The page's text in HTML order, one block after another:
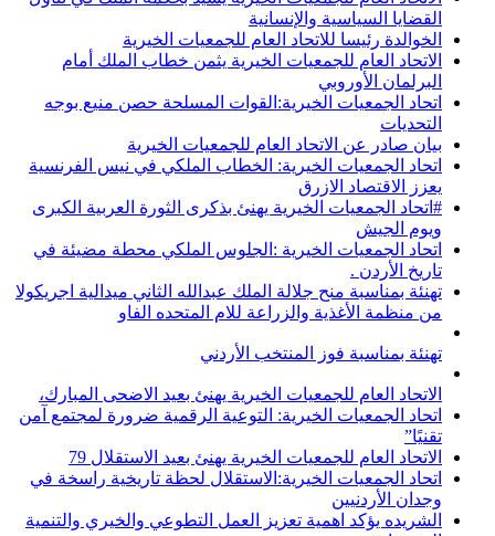
القضايا السياسية والإنسانية
الخوالدة رئيسا للاتحاد العام للجمعيات الخيرية
الاتحاد العام للجمعيات الخيرية يثمن خطاب الملك أمام
البرلمان الأوروبي
اتحاد الجمعيات الخيرية:القوات المسلحة حصن منيع بوجه
التحديات
بيان صادر عن الاتحاد العام للجمعيات الخيرية
اتحاد الجمعيات الخيرية: الخطاب الملكي في نيس الفرنسية
يعزز الاقتصاد الازرق
#اتحاد الجمعيات الخيرية يهنئ بذكرى الثورة العربية الكبرى
ويوم الجيش
اتحاد الجمعيات الخيرية :الجلوس الملكي محطة مضيئة في
تاريخ الأردن .
تهنئة بمناسبة منح جلالة الملك عبدالله الثاني ميدالية اجريكولا
من منظمة الأغذية والزراعة للام المتحده الفاو
تهنئة بمناسبة فوز المنتخب الأردني
الاتحاد العام للجمعيات الخيرية يهنئ بعيد الاضحى المبارك،
اتحاد الجمعيات الخيرية: التوعية الرقمية ضرورة لمجتمع آمن
تقنيًا”
الاتحاد العام للجمعيات الخيرية يهنئ بعيد الاستقلال 79
اتحاد الجمعيات الخيرية:الاستقلال لحظة تاريخية راسخة في
وجدان الأردنيين
الشريده يؤكد اهمية تعزيز العمل التطوعي والخيري والتنمية